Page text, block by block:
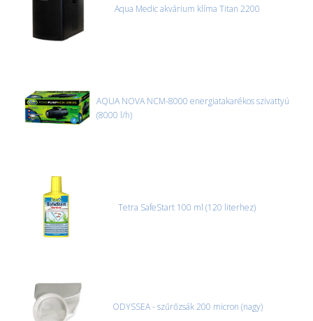
Aqua Medic akvárium klíma Titan 2200
AQUA NOVA NCM-8000 energiatakarékos szivattyú
(8000 l/h)
Tetra SafeStart 100 ml (120 literhez)
ODYSSEA - szűrőzsák 200 micron (nagy)